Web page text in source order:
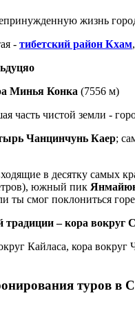
жизнь
- тибетский район Кхам
Минья Конка (7556 м)
часть чистой земли -
Чанцинчунь Каер;
в десятку самых
южный пик
ты смог поклониться
традиции – кора вокруг
туров в